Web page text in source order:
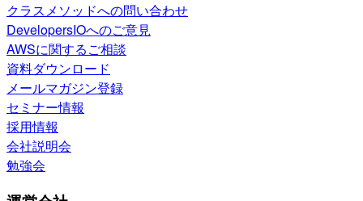
クラスメソッドへの問い合わせ
DevelopersIOへのご意見
AWSに関するご相談
資料ダウンロード
メールマガジン登録
セミナー情報
採用情報
会社説明会
勉強会